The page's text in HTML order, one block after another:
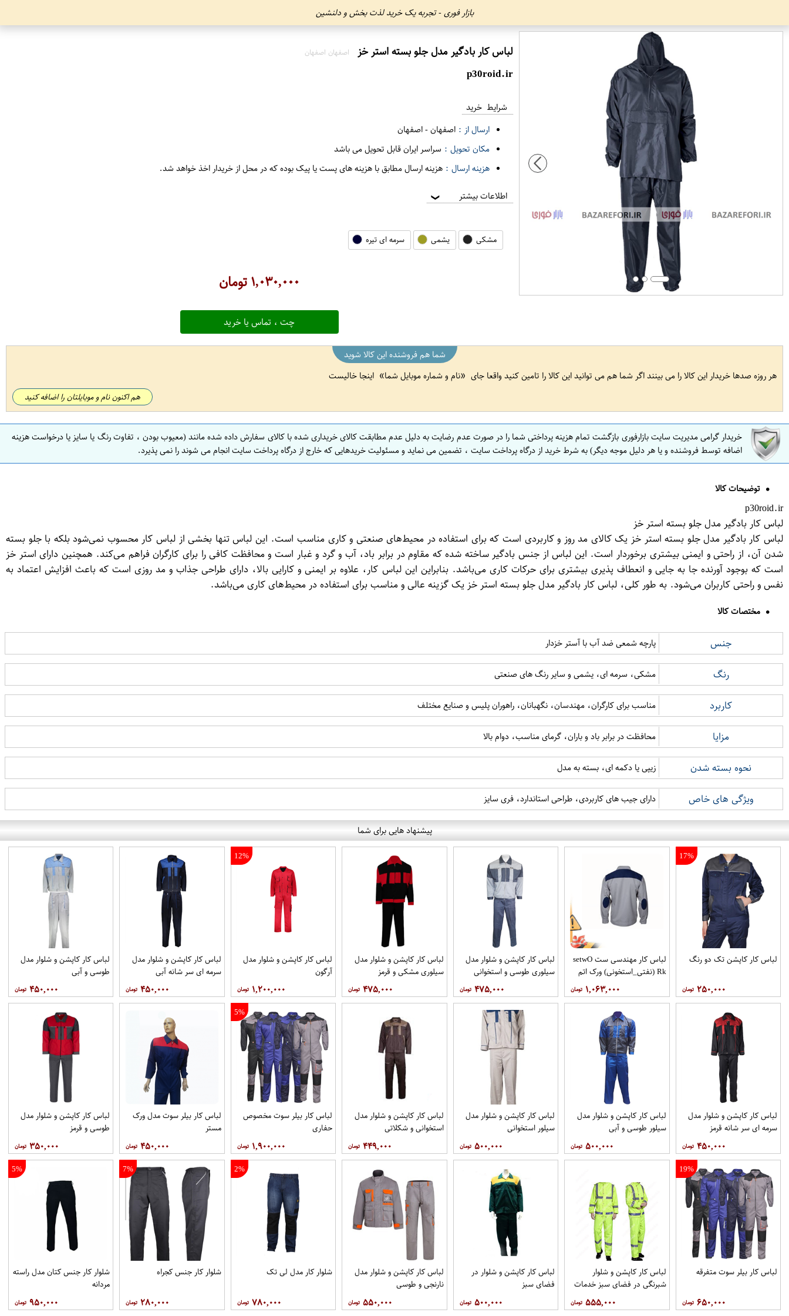
بازار فوری - تجربه یک خرید لذت بخش و دلنشین
لباس کار بادگير مدل جلو بسته استر خز اصفهان اصفهان
p30roid.ir
شرایط خرید
ارسال از : اصفهان-اصفهان
مکان تحویل : سراسر ایران قابل تحویل می باشد
هزینه ارسال : هزینه ارسال مطابق با هزینه های پست یا پیک بوده که در محل از خریدار اخذ خواهد شد.
اطلاعات بیشتر ❯
مشکی یشمی سرمه ای تیره
۱,۰۳۰,۰۰۰تومان
چت ، تماس یا خرید
شما هم فروشنده این کالا شوید
هر روزه صدها خریدار این کالا را می بینند اگر شما هم می توانید این کالا را تامین کنید واقعا جای
نام و شماره موبایل شما اینجا خالیست
هم اکنون نام و موبایلتان را اضافه کنید
خریدار گرامی مدیریت سایت بازارفوری بازگشت تمام هزینه پرداختی شما را در صورت عدم رضایت به دلیل عدم مطابقت کالای خریداری شده با کالای سفارش داده شده مانند (معیوب بودن ، تفاوت رنگ یا سایز یا درخواست هزینه
اضافه توسط فروشنده و یا هر دلیل موجه دیگر) به شرط خرید از درگاه پرداخت سایت ، تضمین می نماید و مسئولیت خریدهایی که خارج از درگاه پرداخت سایت انجام می شوند را نمی پذیرد.
توضیحات کالا
p30roid.ir
لباس کار بادگیر مدل جلو بسته استر خز
لباس کار بادگیر مدل جلو بسته استر خز یک کالای مد روز و کاربردی است که برای استفاده در محیط‌های صنعتی و کاری مناسب است. این لباس تنها بخشی از لباس کار محسوب نمی‌شود بلکه با جلو بسته
شدن آن، از راحتی و ایمنی بیشتری برخوردار است. این لباس از جنس بادگیر ساخته شده که مقاوم در برابر باد، آب و گرد و غبار است و محافظت کافی را برای کارگران فراهم می‌کند. همچنین دارای استر خز
است که بوجود آورنده جا به جایی و انعطاف پذیری بیشتری برای حرکات کاری می‌باشد. بنابراین این لباس کار، علاوه بر ایمنی و کارایی بالا، دارای طراحی جذاب و مد روزی است که باعث افزایش اعتماد به
نفس و راحتی کاربران می‌شود. به طور کلی، لباس کار بادگیر مدل جلو بسته استر خز یک گزینه عالی و مناسب برای استفاده در محیط‌های کاری می‌باشد.
مختصات کالا
جنس پارچه شمعی ضد آب با آستر خزدار
رنگ مشکی، سرمه ای، یشمی و سایر رنگ های صنعتی
کاربرد مناسب برای کارگران، مهندسان، نگهبانان، راهوران پلیس و صنایع مختلف
مزایا محافظت در برابر باد و باران، گرمای مناسب، دوام بالا
نحوه بسته شدن زیپی یا دکمه ای، بسته به مدل
ویژگی های خاص دارای جیب های کاربردی، طراحی استاندارد، فری سایز
پیشنهاد هایی برای شما
17%
لباس کار کاپشن تک دو رنگ
۲۵۰,۰۰۰
لباس کار مهندسی ست setwO​
Rk (نفتی_استخونی) ورک اتم
۱,۰۶۳,۰۰۰
لباس کار کاپشن و شلوار مدل
سيلوری طوسی و استخوانی
۴۷۵,۰۰۰
لباس کار کاپشن و شلوار مدل
سیلوری مشکی و قرمز
۴۷۵,۰۰۰
12%
لباس کار کاپشن و شلوار مدل
آرگون
۱,۲۰۰,۰۰۰
لباس کار کاپشن و شلوار مدل
سرمه ای سر شانه آبی
۴۵۰,۰۰۰
لباس کار کاپشن و شلوار مدل
طوسی و آبی
۴۵۰,۰۰۰
لباس کار کاپشن و شلوار مدل
سرمه ای سر شانه قرمز
۴۵۰,۰۰۰
لباس کار کاپشن و شلوار مدل
سیلور طوسی و آبی
۵۰۰,۰۰۰
لباس کار کاپشن و شلوار مدل
سیلور استخوانی
۵۰۰,۰۰۰
لباس کار کاپشن و شلوار مدل
استخوانی و شکلاتی
۴۴۹,۰۰۰
5%
لباس کار بیلر سوت مخصوص
حفاری
۱,۹۰۰,۰۰۰
لباس کار بیلر سوت مدل ورک
مستر
۴۵۰,۰۰۰
لباس کار کاپشن و شلوار مدل
طوسی و قرمز
۳۵۰,۰۰۰
19%
لباس کار بیلر سوت متفرقه
۶۵۰,۰۰۰
لباس کار کاپشن و شلوار
شبرنگی در فضای سبز خدمات
۵۵۵,۰۰۰
لباس کار کاپشن و شلوار در
فضای سبز
۵۰۰,۰۰۰
لباس کار کاپشن و شلوار مدل
نارنجی و طوسی
۵۵۰,۰۰۰
2%
شلوار کار مدل لی تک
۷۸۰,۰۰۰
7%
شلوار کار جنس کجراه
۲۸۰,۰۰۰
5%
شلوار کار جنس کتان مدل راسته
مردانه
۹۵۰,۰۰۰